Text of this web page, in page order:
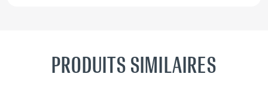
PRODUITS SIMILAIRES